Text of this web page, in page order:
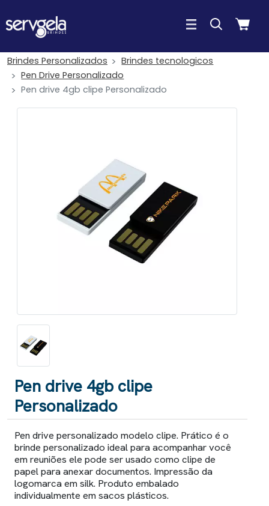
Brindes Personalizados
Brindes tecnologicos
Pen Drive Personalizado
Pen drive 4gb clipe Personalizado
Pen drive 4gb clipe
Personalizado
Pen drive personalizado modelo clipe. Prático é o
brinde personalizado ideal para acompanhar você
em reuniões ele pode ser usado como clipe de
papel para anexar documentos. Impressão da
logomarca em silk. Produto embalado
individualmente em sacos plásticos.